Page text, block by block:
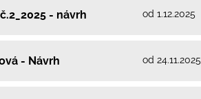
- návrh od 1.12.2025
- Návrh od 24.11.2025